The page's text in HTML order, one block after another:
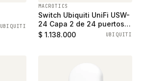
UBIQUITI
MACROTICS
Switch Ubiquiti UniFi USW-
24 Capa 2 de 24 puertos
ethernet gigabit y 2
$ 1.138.000 UBIQUITI